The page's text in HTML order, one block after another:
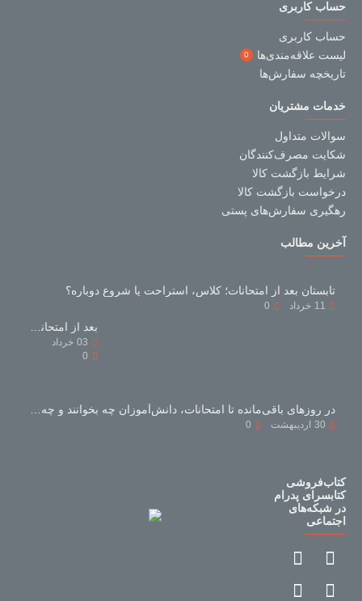
حساب کاربری
حساب کاربری
لیست علاقه‌مندی‌ها
0
تاریخچه سفارش‌ها
خدمات مشتریان
سوالات متداول
شکایت مصرف‌کنندگان
شرایط بازگشت کالا
درخواست بازگشت کالا
رهگیری سفارش‌های پستی
آخرین مطالب
تابستان بعد از امتحانات؛ کلاس، استراحت یا شروع دوباره؟
11 خرداد 0
03 خرداد
0
30 اردیبهشت 0
کتاب‌فروشی
کتابسرای پدرام
در شبکه‌های
اجتماعی